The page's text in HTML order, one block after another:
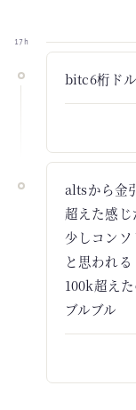
17h
bitc6桁ド
altsから金
超えた感じ
少しコン
と思われる
100k超え
ブルブル